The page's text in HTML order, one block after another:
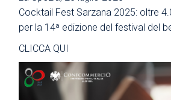
Cocktail Fest Sarzana 2025: oltre
per la 14ª edizione del festival del
CLICCA QUI